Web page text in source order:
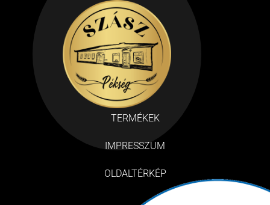
TERMÉKEK
IMPRESSZUM
OLDALTÉRKÉP